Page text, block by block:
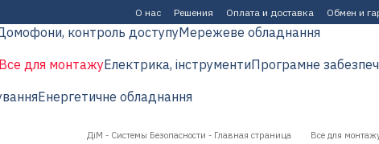
О нас Решения Оплата и доставка Обмен и
контроль доступуМережеве обладнання
Все для монтажуЕлектрика, інструментиПрограмне
Енергетичне обладнання
ДіМ - Системы Безопасности - Главная страница Все для